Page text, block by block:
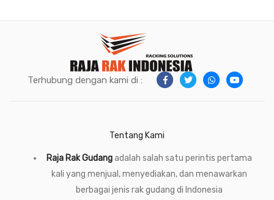
Terhubung dengan kami di :
Tentang Kami
Raja Rak Gudangadalah salah satu perintis pertama
kali yang menjual, menyediakan, dan menawarkan
berbagai jenis rak gudang di Indonesia